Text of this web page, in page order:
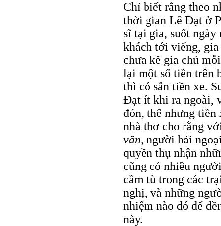
Chỉ biết rằng theo
thời gian Lê Đạt ở
sĩ tại gia, suốt
khách tới viếng,
chưa kể gia chủ
lại một số tiền trên
thì có sẵn tiền xe.
Đạt ít khi ra ngoài,
đón, thế nhưng tiền
nhà thơ cho rằng
văn, người hải
quyền thụ nhận
cũng có nhiều
cầm tù trong các
nghị, và những
nhiệm nào đó để
này.